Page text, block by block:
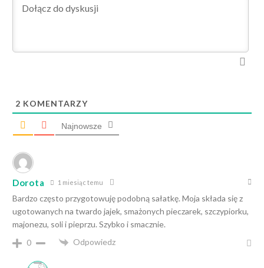
2 KOMENTARZY
Najnowsze
Dorota 1 miesiąc temu
Bardzo często przygotowuję podobną sałatkę. Moja składa się z
ugotowanych na twardo jajek, smażonych pieczarek, szczypiorku,
majonezu, soli i pieprzu. Szybko i smacznie.
0
Odpowiedz